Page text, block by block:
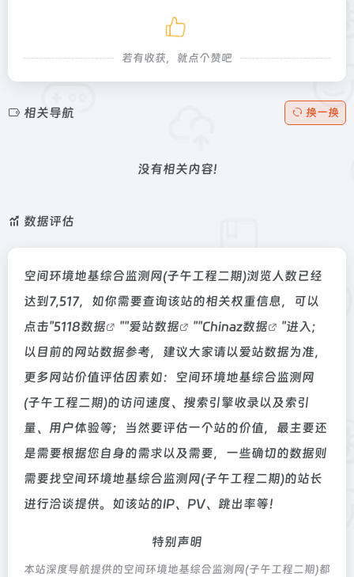
若有收获，就点个赞吧
相关导航 换一换
没有相关内容!
数据评估
空间环境地基综合监测网(子午工程二期)浏览人数已经
达到7,517，如你需要查询该站的相关权重信息，可以
点击"5118数据 ""爱站数据 ""Chinaz数据
"进入；
以目前的网站数据参考，建议大家请以爱站数据为准，
更多网站价值评估因素如：空间环境地基综合监测网
(子午工程二期)的访问速度、搜索引擎收录以及索引
量、用户体验等；当然要评估一个站的价值，最主要还
是需要根据您自身的需求以及需要，一些确切的数据则
需要找空间环境地基综合监测网(子午工程二期)的站长
进行洽谈提供。如该站的IP、PV、跳出率等！
特别声明
本站深度导航提供的空间环境地基综合监测网(子午工程二期)都